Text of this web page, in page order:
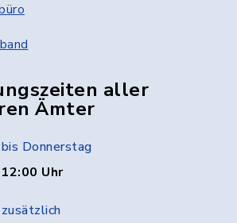
aller
Ämter
Donnerstag
Uhr